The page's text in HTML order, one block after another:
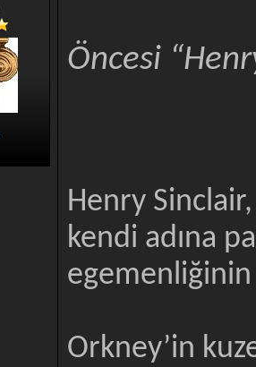
Öncesi
Henry
kendi adına
egemenliğinin
Orkney’in